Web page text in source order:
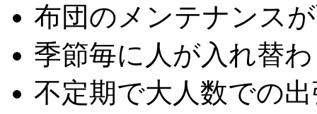
布団のメンテナンス
季節毎に人が入れ替
不定期で大人数での